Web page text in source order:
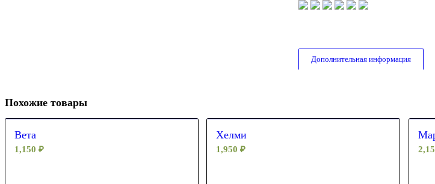
Дополнительная информация
Похожие товары
Вета
1,150 ₽
Хелми
1,950₽